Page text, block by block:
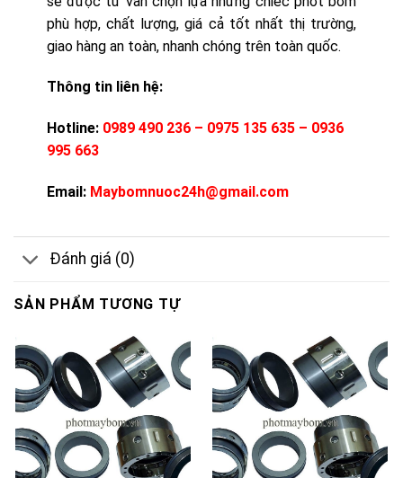
phù hợp, chất lượng, giá cả tốt nhất thị trường,
giao hàng an toàn, nhanh chóng trên toàn quốc.
Thông tin liên hệ:
Hotline: 0989 490 236 – 0975 135 635 – 0936
995 663
Email: Maybomnuoc24h@gmail.com
Đánh giá (0)
SẢN PHẨM TƯƠNG TỰ